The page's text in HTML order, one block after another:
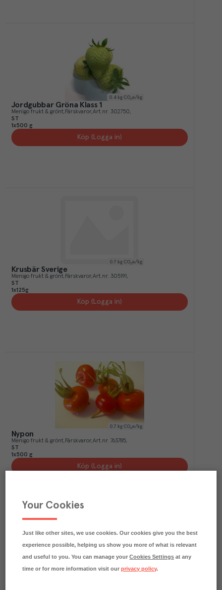
0.4 kg CO₂e/kg
Jordgubbar Gröna Klass 1
Menigo frukt & grönt Färskvaror Art.nr. 302750
ST
1x500 g
Köp (Logga in)
0.7 kg CO₂e/kg
Krusbär Sverige
Menigo frukt & grönt Färskvaror Art.nr. 305191
ST
1x125g
Köp (Logga in)
0.7 kg CO₂e/kg
Nypon
Menigo frukt & grönt Färskvaror Art.nr. 763785
ST
1x500 g
Köp (Logga in)
Your Cookies
Just like other sites, we use cookies. Our cookies give you the best
experience possible, helping us show you more of what is relevant
and useful to you. You can manage yourCookies Settings at any
time or for more information visit ourprivacy policy.